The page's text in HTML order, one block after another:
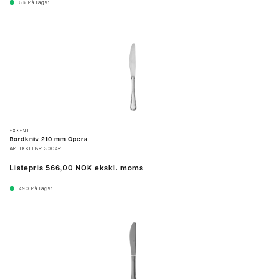
56 På lager
EXXENT
Bordkniv 210 mm Opera
ARTIKKELNR 3004R
Listepris 566,00 NOK ekskl. moms
490 På lager